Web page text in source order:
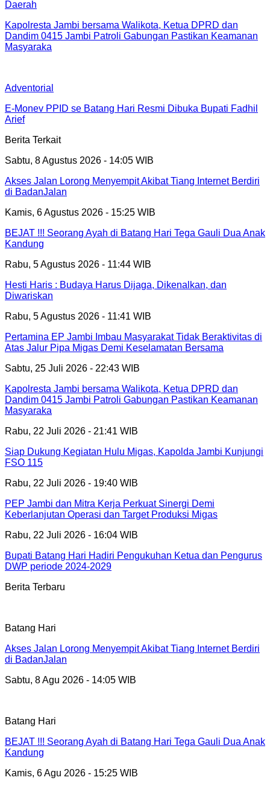
Daerah
Kapolresta Jambi bersama Walikota, Ketua DPRD dan
Dandim 0415 Jambi Patroli Gabungan Pastikan Keamanan
Masyaraka
Adventorial
E-Monev PPID se Batang Hari Resmi Dibuka Bupati Fadhil
Arief
Berita Terkait
Sabtu, 8 Agustus 2026 - 14:05 WIB
Akses Jalan Lorong Menyempit Akibat Tiang Internet Berdiri
di BadanJalan
Kamis, 6 Agustus 2026 - 15:25 WIB
BEJAT !!! Seorang Ayah di Batang Hari Tega Gauli Dua Anak
Kandung
Rabu, 5 Agustus 2026 - 11:44 WIB
Hesti Haris : Budaya Harus Dijaga, Dikenalkan, dan
Diwariskan
Rabu, 5 Agustus 2026 - 11:41 WIB
Pertamina EP Jambi Imbau Masyarakat Tidak Beraktivitas di
Atas Jalur Pipa Migas Demi Keselamatan Bersama
Sabtu, 25 Juli 2026 - 22:43 WIB
Kapolresta Jambi bersama Walikota, Ketua DPRD dan
Dandim 0415 Jambi Patroli Gabungan Pastikan Keamanan
Masyaraka
Rabu, 22 Juli 2026 - 21:41 WIB
Siap Dukung Kegiatan Hulu Migas, Kapolda Jambi Kunjungi
FSO 115
Rabu, 22 Juli 2026 - 19:40 WIB
PEP Jambi dan Mitra Kerja Perkuat Sinergi Demi
Keberlanjutan Operasi dan Target Produksi Migas
Rabu, 22 Juli 2026 - 16:04 WIB
Bupati Batang Hari Hadiri Pengukuhan Ketua dan Pengurus
DWP periode 2024-2029
Berita Terbaru
Batang Hari
Akses Jalan Lorong Menyempit Akibat Tiang Internet Berdiri
di BadanJalan
Sabtu, 8 Agu 2026 - 14:05 WIB
Batang Hari
BEJAT !!! Seorang Ayah di Batang Hari Tega Gauli Dua Anak
Kandung
Kamis, 6 Agu 2026 - 15:25 WIB